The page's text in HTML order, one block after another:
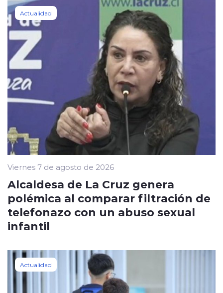
Actualidad
Viernes 7 de agosto de 2026
Alcaldesa de La Cruz genera
polémica al comparar filtración de
telefonazo con un abuso sexual
infantil
Actualidad